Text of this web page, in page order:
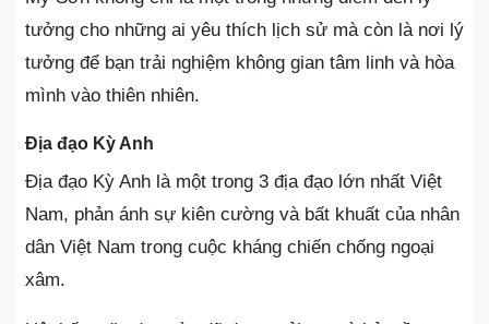
tưởng cho những ai yêu thích lịch sử mà còn là nơi lý
tưởng để bạn trải nghiệm không gian tâm linh và hòa
mình vào thiên nhiên.
Địa đạo Kỳ Anh
Địa đạo Kỳ Anh là một trong 3 địa đạo lớn nhất Việt
Nam, phản ánh sự kiên cường và bất khuất của nhân
dân Việt Nam trong cuộc kháng chiến chống ngoại
xâm.